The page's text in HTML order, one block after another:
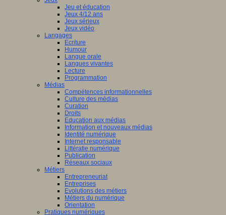
Jeu et éducation
Jeux 4/12 ans
Jeux sérieux
Jeux vidéo
Langages
Ecriture
Humour
Langue orale
Langues vivantes
Lecture
Programmation
Médias
Compétences informationnelles
Culture des médias
Curation
Droits
Education aux médias
Information et nouveaux médias
Identité numérique
Internet responsable
Littératie numérique
Publication
Réseaux sociaux
Métiers
Entrepreneuriat
Entreprises
Evolutions des métiers
Métiers du numérique
Orientation
Pratiques numériques